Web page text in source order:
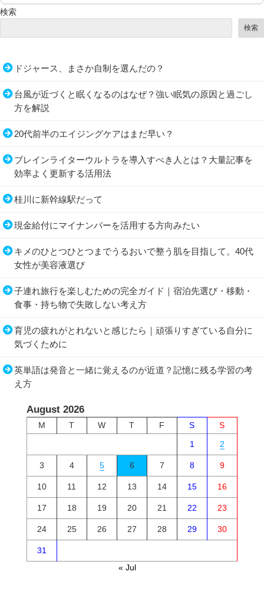
検索
検索
ドジャース、まさか自制を選んだの？
台風が近づくと眠くなるのはなぜ？強い眠気の原因と過ごし
方を解説
20代前半のエイジングケアはまだ早い？
ブレインライターウルトラを導入すべき人とは？大量記事を
効率よく更新する活用法
桂川に新幹線駅だって
現金給付にマイナンバーを活用する方向みたい
キメのひとつひとつまでうるおいで整う肌を目指して。40代
女性が美容液選び
子連れ旅行を楽しむための完全ガイド｜宿泊先選び・移動・
食事・持ち物で失敗しない考え方
育児の疲れがとれないと感じたら｜頑張りすぎている自分に
気づくために
英単語は発音と一緒に覚えるのが近道？記憶に残る学習の考
え方
August 2026
M T W T F S
S
1
2
3 4 5 6 7 8 9
10 11 12 13 14 15 16
17 18 19 20 21 22 23
24 25 26 27 28 29 30
31
« Jul